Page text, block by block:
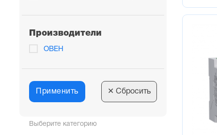
Выберите категорию
Производители
ОВЕН
Применить ✕ Сбросить
2
Работа